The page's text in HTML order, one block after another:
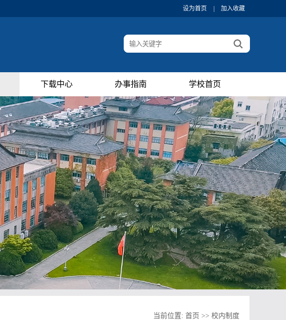
设为首页 加入收藏
下载中心 办事指南 学校首页
当前位置: 首页 >> 校内制度